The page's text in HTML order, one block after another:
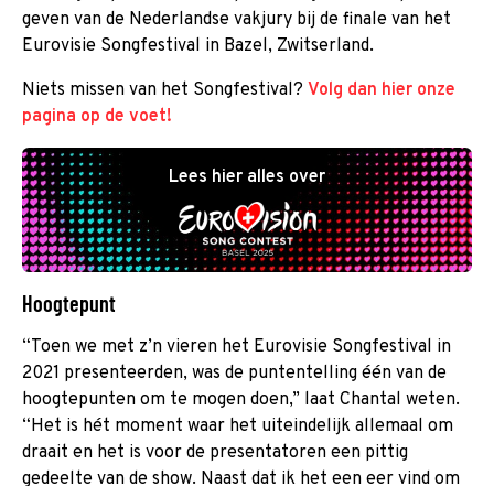
geven van de Nederlandse vakjury bij de finale van het
Eurovisie Songfestival in Bazel, Zwitserland.
Niets missen van het Songfestival? Volg dan hier onze
pagina op de voet!
Lees hier alles over
Hoogtepunt
“Toen we met z’n vieren het Eurovisie Songfestival in
2021 presenteerden, was de puntentelling één van de
hoogtepunten om te mogen doen,” laat Chantal weten.
“Het is hét moment waar het uiteindelijk allemaal om
draait en het is voor de presentatoren een pittig
gedeelte van de show. Naast dat ik het een eer vind om